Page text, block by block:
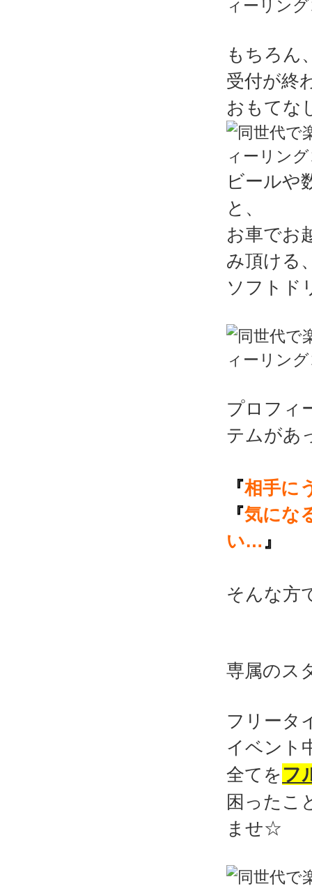
もちろん
受付が終
おもてな
ビールや
と、
お車でお
み頂ける
ソフトド
プロフィ
テムがあ
『相手に
『気にな
い… 』
そんな方
専属のス
フリータ
イベント
全てをフ
困ったこ
ませ☆